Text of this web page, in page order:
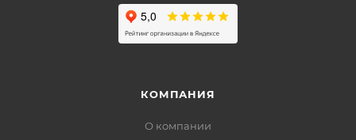
КОМПАНИЯ
О компании